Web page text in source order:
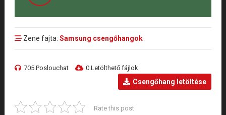
Zene fajta: Samsung csengőhangok
705 Poslouchat 0 Letölthető fájlok
Csengőhang letöltése
Rate this post